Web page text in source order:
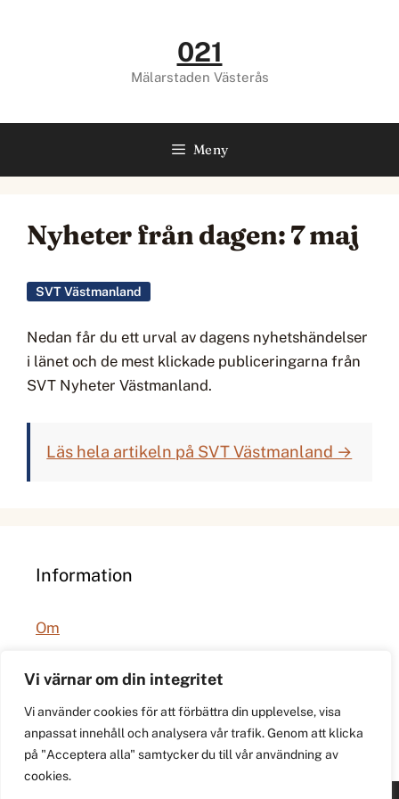
Vi värnar om din integritet
Vi använder cookies för att förbättra din upplevelse, visa
anpassat innehåll och analysera vår trafik. Genom att klicka
på "Acceptera alla" samtycker du till vår användning av
cookies.
021
Mälarstaden Västerås
Meny
Nyheter från dagen: 7 maj
SVT Västmanland
Nedan får du ett urval av dagens nyhetshändelser
i länet och de mest klickade publiceringarna från
SVT Nyheter Västmanland.
Läs hela artikeln på SVT Västmanland →
Information
Om